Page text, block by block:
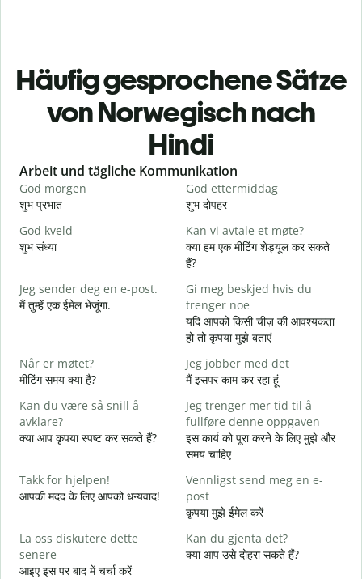
Häufig gesprochene Sätze
von Norwegisch nach
Hindi
Slide 1 of 6
Arbeit und tägliche Kommunikation
God morgen
शुभ प्रभात
God ettermiddag
शुभ दोपहर
God kveld
शुभ संध्या
Kan vi avtale et møte?
क्या हम एक मीटिंग शेड्यूल कर सकते
हैं?
Jeg sender deg en e-post.
मैं तुम्हें एक ईमेल भेजूंगा.
Gi meg beskjed hvis du
trenger noe
यदि आपको किसी चीज़ की आवश्यकता
हो तो कृपया मुझे बताएं
Når er møtet?
मीटिंग समय क्या है?
Jeg jobber med det
मैं इसपर काम कर रहा हूं
Kan du være så snill å
avklare?
क्या आप कृपया स्पष्ट कर सकते हैं?
Jeg trenger mer tid til å
fullføre denne oppgaven
इस कार्य को पूरा करने के लिए मुझे और
समय चाहिए
Takk for hjelpen!
आपकी मदद के लिए आपको धन्यवाद!
Vennligst send meg en e-
post
कृपया मुझे ईमेल करें
La oss diskutere dette
senere
आइए इस पर बाद में चर्चा करें
Kan du gjenta det?
क्या आप उसे दोहरा सकते हैं?